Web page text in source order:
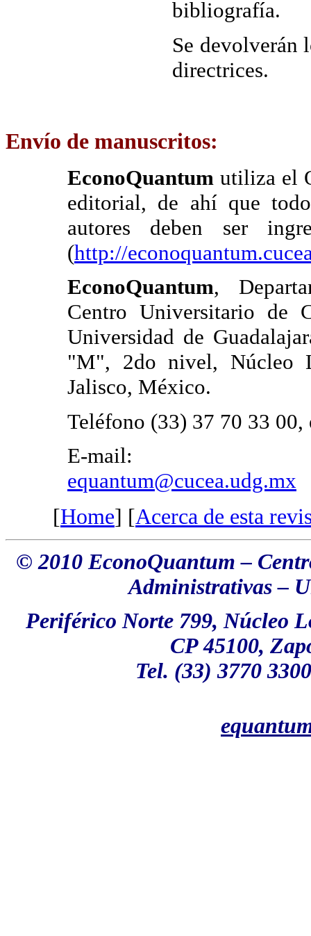
bibliografía.
Se devolverán
directrices.
Envío de manuscritos:
EconoQuantum utiliza el
editorial, de ahí que
autores deben ser
(http://
EconoQuantum,
Centro Universitario de
Universidad de
"M", 2do nivel, Núcleo
Jalisco, México.
Teléfono (33) 37 70 33
E-
equantum@cucea.udg.mx
[Home] [Acerca de esta
© 2010 EconoQuantum –
Administrativas –
Periférico Norte 799, Núcleo
CP 45100,
Tel. (33) 3770